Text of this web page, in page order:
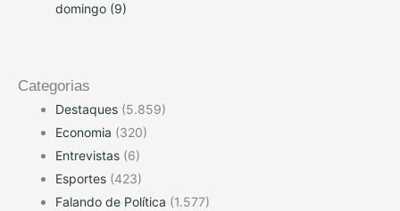
domingo (9)
Categorias
Destaques (5.859)
Economia (320)
Entrevistas (6)
Esportes (423)
Falando de Política (1.577)